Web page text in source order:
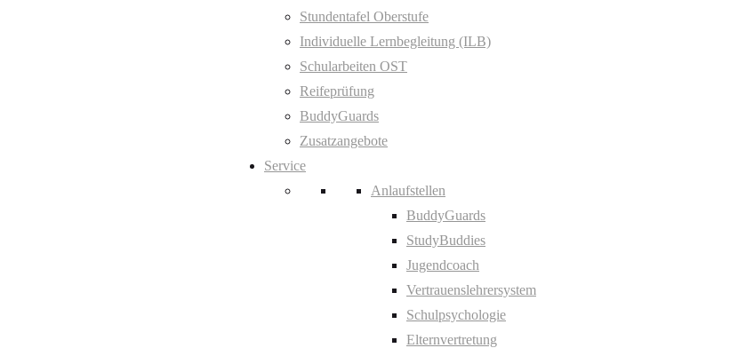
Stundentafel Oberstufe
Individuelle Lernbegleitung (ILB)
Schularbeiten OST
Reifeprüfung
BuddyGuards
Zusatzangebote
Service
Anlaufstellen
BuddyGuards
StudyBuddies
Jugendcoach
Vertrauenslehrersystem
Schulpsychologie
Elternvertretung